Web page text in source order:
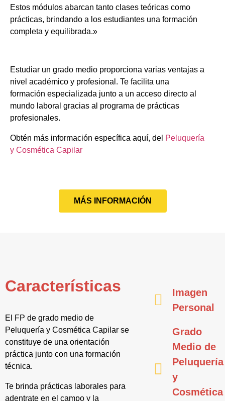
Estos módulos abarcan tanto clases teóricas como
prácticas, brindando a los estudiantes una formación
completa y equilibrada.»
Estudiar un grado medio proporciona varias ventajas a
nivel académico y profesional. Te facilita una
formación especializada junto a un acceso directo al
mundo laboral gracias al programa de prácticas
profesionales.
Obtén más información específica aquí, del Peluquería
y Cosmética Capilar
MÁS INFORMACIÓN
Características
El FP de grado medio de
Peluquería y Cosmética Capilar se
constituye de una orientación
práctica junto con una formación
técnica.
Te brinda prácticas laborales para
adentrate en el campo y la
Imagen
Personal
Grado
Medio de
Peluquería
y
Cosmética